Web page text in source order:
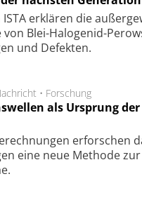
ISTA er­klä­ren die
von Blei-Halo­ge­nid-
und De­fek­ten.
• Forschung
als Ursprung
er­for­schen
eine neue Me­tho­de